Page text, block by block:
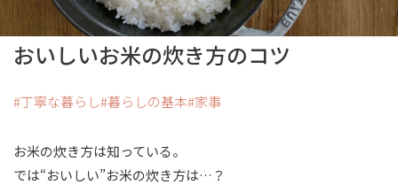
おいしいお米の炊き方のコツ
丁寧な暮らし 暮らしの基本 家事
お米の炊き方は知っている。
では“おいしい”お米の炊き方は…？